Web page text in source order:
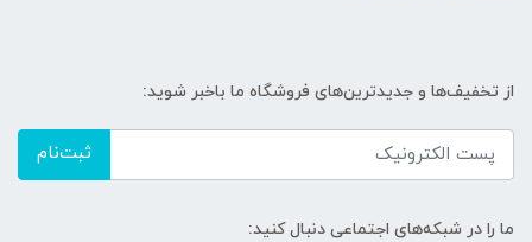
از تخفیف‌ها و جدیدترین‌های فروشگاه ما باخبر شوید:
ثبت‌نام
ما را در شبکه‌های اجتماعی دنبال کنید: